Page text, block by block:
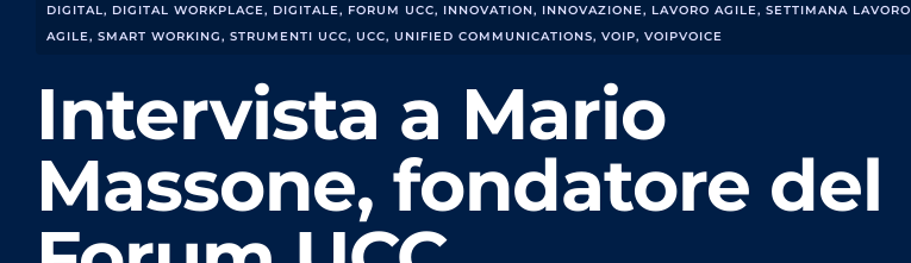
DIGITAL, DIGITAL WORKPLACE, DIGITALE, FORUM UCC, INNOVATION, INNOVAZIONE, LAVORO AGILE, SETTIMANA LAVORO
AGILE, SMART WORKING, STRUMENTI UCC, UCC, UNIFIED COMMUNICATIONS, VOIP, VOIPVOICE
Intervista a Mario
Massone, fondatore del